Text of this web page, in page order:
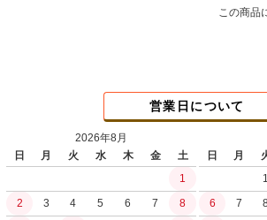
この商品
営業日について
2026年8月
日
月 火 水 木 金
土
1
2
3 4 5 6 7
8
日
月
1
6
7